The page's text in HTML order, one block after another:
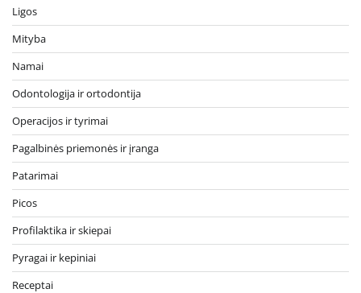
Ligos
Mityba
Namai
Odontologija ir ortodontija
Operacijos ir tyrimai
Pagalbinės priemonės ir įranga
Patarimai
Picos
Profilaktika ir skiepai
Pyragai ir kepiniai
Receptai